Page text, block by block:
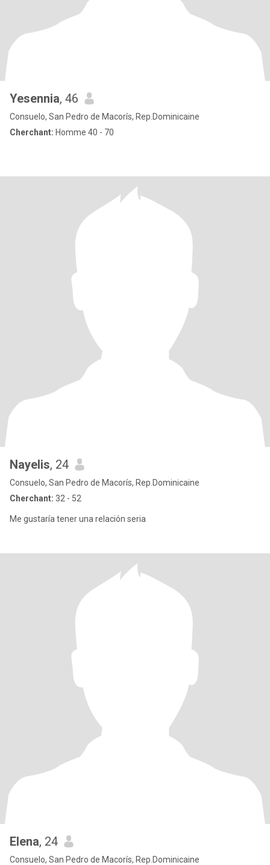
Yesennia, 46
Consuelo, San Pedro de Macorís, Rep.Dominicaine
Cherchant: Homme 40 - 70
Nayelis, 24
Consuelo, San Pedro de Macorís, Rep.Dominicaine
Cherchant: 32 - 52
Me gustaría tener una relación seria
Elena, 24
Consuelo, San Pedro de Macorís, Rep.Dominicaine